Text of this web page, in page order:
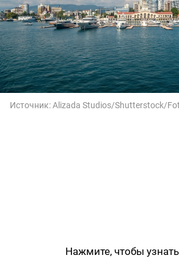
Источник:Alizada Studios/Shutterstock/
Нажмите, чтобы
Сочи